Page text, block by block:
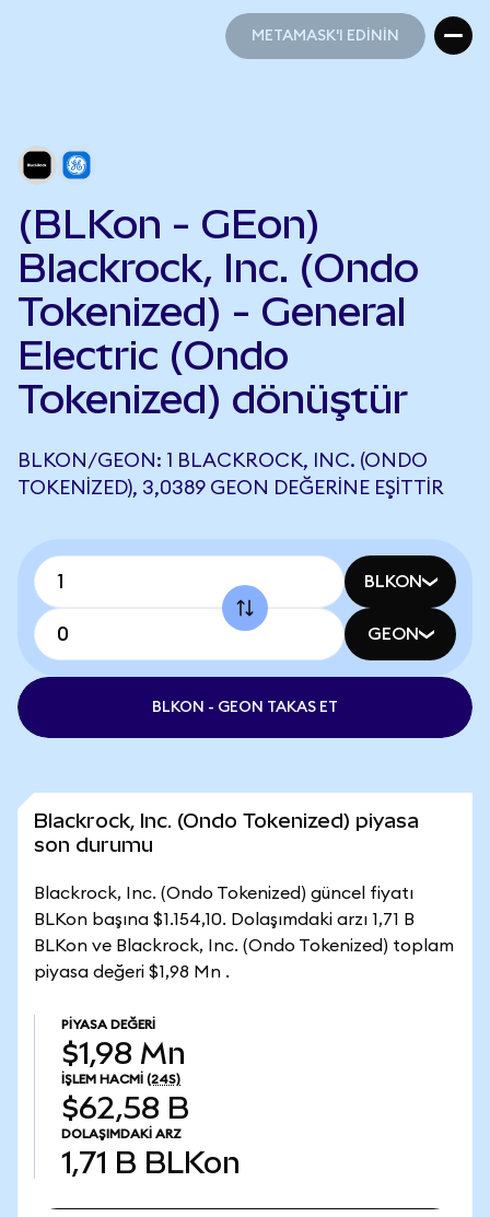
METAMASK'I EDİNİN
(BLKon - GEon)
Blackrock, Inc. (Ondo
Tokenized) - General
Electric (Ondo
Tokenized) dönüştür
BLKON/GEON: 1 BLACKROCK, INC. (ONDO
TOKENIZED), 3,0389 GEON DEĞERINE EŞITTIR
BLKON
GEON
BLKON - GEON TAKAS ET
Blackrock, Inc. (Ondo Tokenized) piyasa
son durumu
Blackrock, Inc. (Ondo Tokenized) güncel fiyatı
BLKon başına $1.154,10. Dolaşımdaki arzı 1,71 B
BLKon ve Blackrock, Inc. (Ondo Tokenized) toplam
piyasa değeri $1,98 Mn .
PIYASA DEĞERI
$1,98 Mn
İŞLEM HACMI (24S)
$62,58 B
DOLAŞIMDAKI ARZ
1,71 B BLKon